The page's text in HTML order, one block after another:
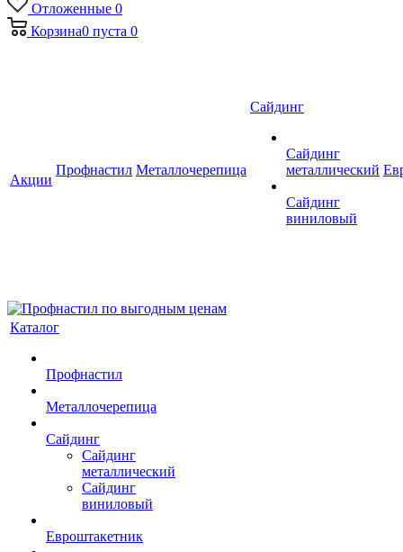
Отложенные 0
Корзина0 пуста 0
Акции
Профнастил Металлочерепица
Сайдинг
Сайдинг
металлический
Сайдинг
виниловый
Каталог
Профнастил
Металлочерепица
Сайдинг
Сайдинг
металлический
Сайдинг
виниловый
Евроштакетник